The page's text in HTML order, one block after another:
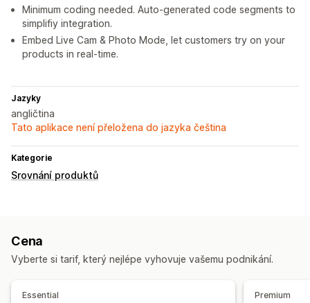
Minimum coding needed. Auto-generated code segments to
simplifiy integration.
Embed Live Cam & Photo Mode, let customers try on your
products in real-time.
Jazyky
angličtina
Tato aplikace není přeložena do jazyka čeština
Kategorie
Srovnání produktů
Cena
Vyberte si tarif, který nejlépe vyhovuje vašemu podnikání.
Essential Premium